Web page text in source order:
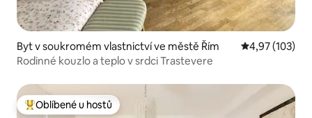
Byt v soukromém vlastnictví ve městě Řím Průměrné
4,97 (103)
Rodinné kouzlo a teplo v srdci Trastevere
Nejlepší v kategorii Oblíbené u hostů
Oblíbené u hostů